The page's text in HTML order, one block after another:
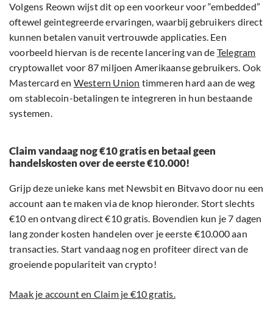
Volgens Reown wijst dit op een voorkeur voor “embedded”
oftewel geintegreerde ervaringen, waarbij gebruikers direct
kunnen betalen vanuit vertrouwde applicaties. Een
voorbeeld hiervan is de recente lancering van de Telegram
cryptowallet voor 87 miljoen Amerikaanse gebruikers. Ook
Mastercard en Western Union timmeren hard aan de weg
om stablecoin-betalingen te integreren in hun bestaande
systemen.
Claim vandaag nog €10 gratis en betaal geen
handelskosten over de eerste €10.000!
Grijp deze unieke kans met Newsbit en Bitvavo door nu een
account aan te maken via de knop hieronder. Stort slechts
€10 en ontvang direct €10 gratis. Bovendien kun je 7 dagen
lang zonder kosten handelen over je eerste €10.000 aan
transacties. Start vandaag nog en profiteer direct van de
groeiende populariteit van crypto!
Maak je account en Claim je €10 gratis.